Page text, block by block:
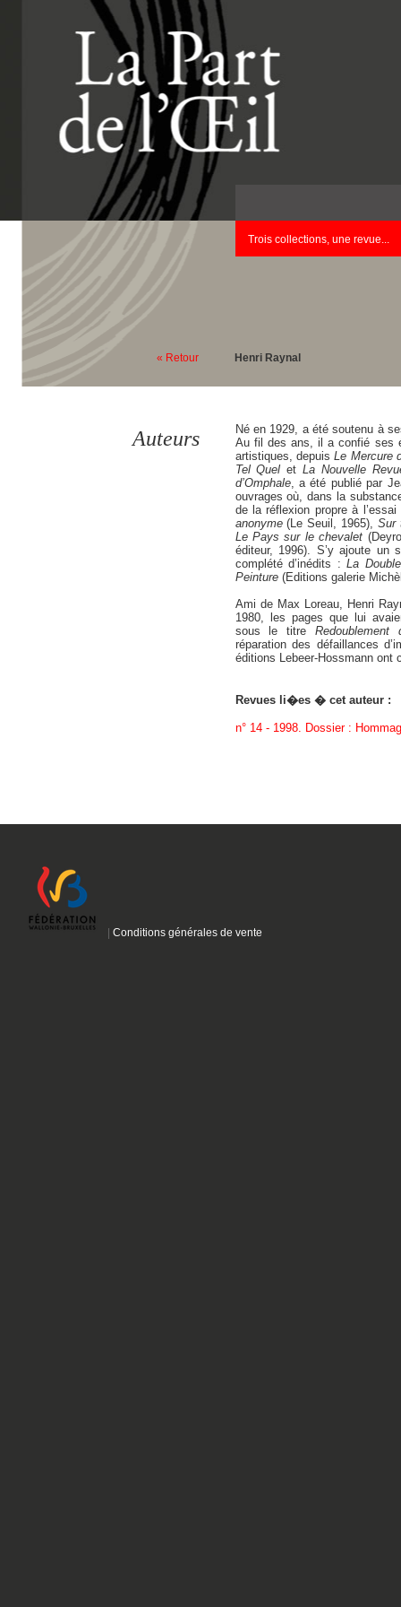
Trois collections, une revue...
« Retour Henri Raynal
Auteurs
Né en 1929, a été soutenu à
Au fil des ans, il a confié ses
artistiques, depuisLe Mercure
Tel Quel et La Nouvelle
d’Omphale, a été publié par
ouvrages où, dans la
de la réflexion propre à
anonyme(Le Seuil, 1965),Sur
Le Pays sur le chevalet
éditeur, 1996). S’y ajoute un
complété d’inédits :La
Peinture(Editions galerie
Ami de Max Loreau, Henri
1980, les pages que lui
sous le titreRedoublement
réparation des défaillances
éditions Lebeer-Hossmann ont
Revues li�es � cet auteur :
n° 14 - 1998. Dossier :
Conditions générales de vente